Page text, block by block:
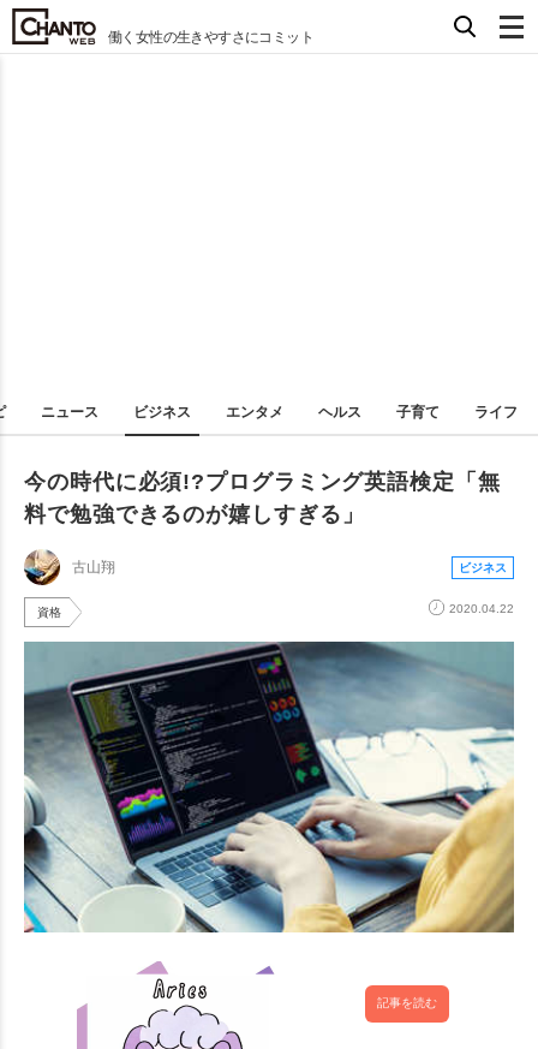
働く女性の生きやすさにコミット
ニュース ビジネス エンタメ ヘルス 子育て ライフ
今の時代に必須!?プログラミング英語検定「無
料で勉強できるのが嬉しすぎる」
古山翔 ビジネス
資格 2020.04.22
記事を読む